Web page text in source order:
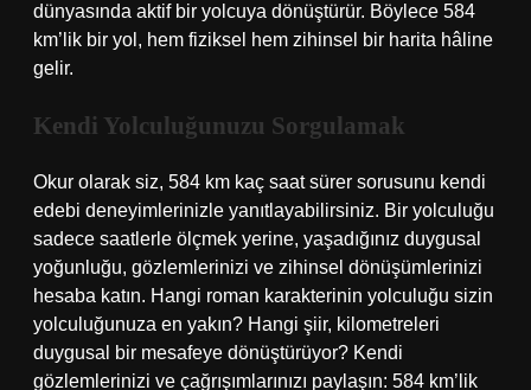
dünyasında aktif bir yolcuya dönüştürür. Böylece 584
km’lik bir yol, hem fiziksel hem zihinsel bir harita hâline
gelir.
Kendi Yolculuğunuzu Sorgulamak
Okur olarak siz, 584 km kaç saat sürer sorusunu kendi
edebi deneyimlerinizle yanıtlayabilirsiniz. Bir yolculuğu
sadece saatlerle ölçmek yerine, yaşadığınız duygusal
yoğunluğu, gözlemlerinizi ve zihinsel dönüşümlerinizi
hesaba katın. Hangi roman karakterinin yolculuğu sizin
yolculuğunuza en yakın? Hangi şiir, kilometreleri
duygusal bir mesafeye dönüştürüyor? Kendi
gözlemlerinizi ve çağrışımlarınızı paylaşın: 584 km’lik